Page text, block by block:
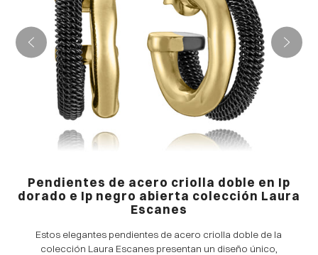
Pendientes de acero criolla doble en Ip
dorado e Ip negro abierta colección Laura
Escanes
Estos elegantes pendientes de acero criolla doble de la
colección Laura Escanes presentan un diseño único,